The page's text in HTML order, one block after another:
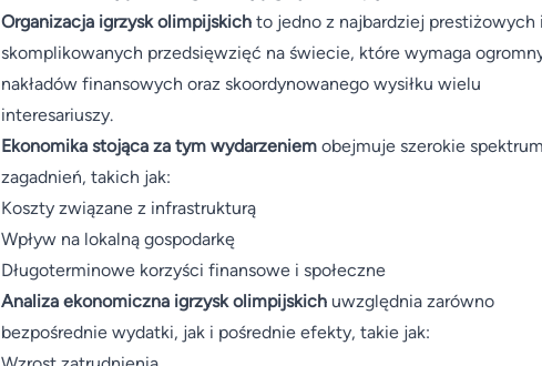
Organizacja igrzysk olimpijskich to jedno z najbardziej prestiżowych i
skomplikowanych przedsięwzięć na świecie, które wymaga
nakładów finansowych oraz skoordynowanego wysiłku wielu
interesariuszy.
Ekonomika stojąca za tym wydarzeniem obejmuje szerokie spektrum
zagadnień, takich jak:
Koszty związane z infrastrukturą
Wpływ na lokalną gospodarkę
Długoterminowe korzyści finansowe i społeczne
Analiza ekonomiczna igrzysk olimpijskich uwzględnia zarówno
bezpośrednie wydatki, jak i pośrednie efekty, takie jak: